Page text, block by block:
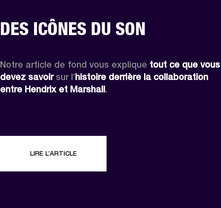
DES ICÔNES DU SON
Notre article de fond vous explique tout ce que vous
devez savoir sur l’histoire derrière la collaboration
entre Hendrix et Marshall.
LIRE L’ARTICLE